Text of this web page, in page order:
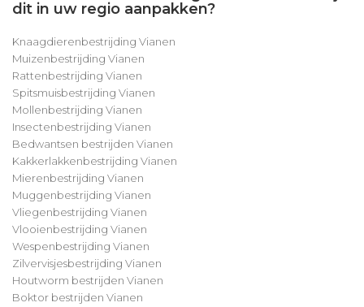
dit in uw regio aanpakken?
Knaagdierenbestrijding Vianen
Muizenbestrijding Vianen
Rattenbestrijding Vianen
Spitsmuisbestrijding Vianen
Mollenbestrijding Vianen
Insectenbestrijding Vianen
Bedwantsen bestrijden Vianen
Kakkerlakkenbestrijding Vianen
Mierenbestrijding Vianen
Muggenbestrijding Vianen
Vliegenbestrijding Vianen
Vlooienbestrijding Vianen
Wespenbestrijding Vianen
Zilvervisjesbestrijding Vianen
Houtworm bestrijden Vianen
Boktor bestrijden Vianen